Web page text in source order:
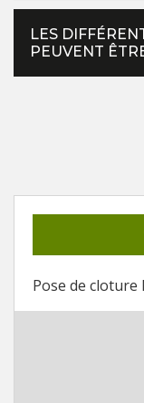
LES
PEUVENT
Pose de